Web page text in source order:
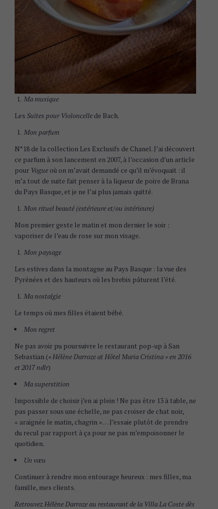
Ma musique
Les Suites pour Violoncelle de Bach.
Mon parfum
N°18 de la collection Les Exclusifs de Chanel. J’ai découvert
ce parfum à son lancement en 2007, à l’occasion d’un article
pour Vogue où on m’avait demandé ce qu’il m’évoquait : il
m’a tout de suite fait penser à la liqueur de poire de Brana
du Pays Basque, et je ne l’ai plus jamais quitté.
Mon rituel beauté (extérieure et/ou intérieure)
Mon premier geste le matin et mon dernier le soir :
vaporiser de l’eau de rose sur mon visage.
Mon paysage
Les estives dans la montagne au Pays Basque : la vue des
Pyrénées et des hauteurs où les brebis pâturent l’été.
Ma nostalgie
Le temps où mes filles étaient bébé.
Mon regret
Ne pas avoir pu poursuivre le restaurant pop-up à San
Sebastian (« Hélène Darroze at Hôtel Maria Cristina » en 2016
et 2017 ndlr)
Ma superstition
Impossible de choisir j’en ai plein ! Ne pas être 13 à table, ne
pas passer sous une échelle, ne pas croiser de chat noir,
« araignée le matin, chagrin »… J’essaie plutôt de prendre
du recul par rapport à ça pour ne pas m’empoisonner le
quotidien.
Un vœu
Continuer à rendre mon entourage heureux : mes filles, ma
famille, mes clients.
Retrouvez Hélène Darroze au restaurant de la Villa La Coste dès